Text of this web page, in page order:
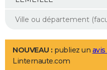
Mobiles
Meilleur smartphone
Internet
Ordinateurs
Jeux vidéo
Guide high-tech
Aménagement intérieur
LIFESTYLE
Art de vivre
Bien-être
Loisirs
Mode
Modes de vie
NOUVEAU : publiez un
Linternaute.com